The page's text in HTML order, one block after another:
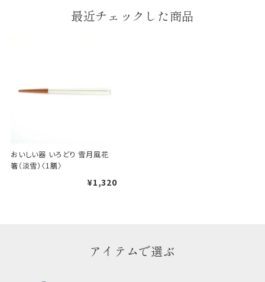
段ボールの上から熨斗紙・包
装紙をかける簡易包装（天掛
ご注文時に、ご希望枚数をご記入ください。
最近チェックした商品
おいしい器 いろどり 雪月風花
箸（淡雪）〈1膳〉
¥1,320
アイテムで選ぶ